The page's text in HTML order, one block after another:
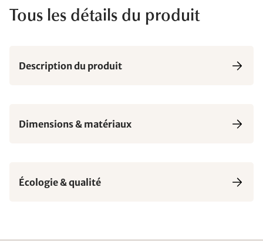
Tous les détails du produit
Description du produit
Dimensions & matériaux
Écologie & qualité